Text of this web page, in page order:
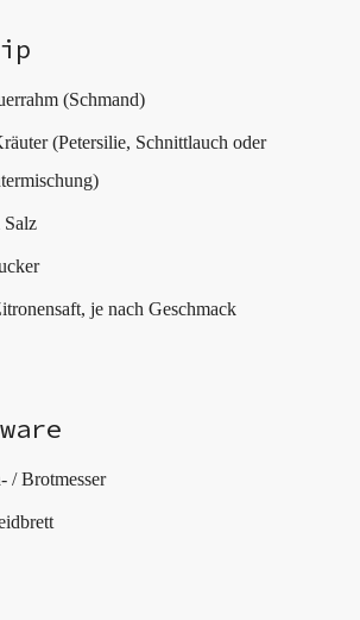
(Schmand)
(Petersilie, Schnittlauch oder
Salz
je nach Geschmack
/ Brotmesser